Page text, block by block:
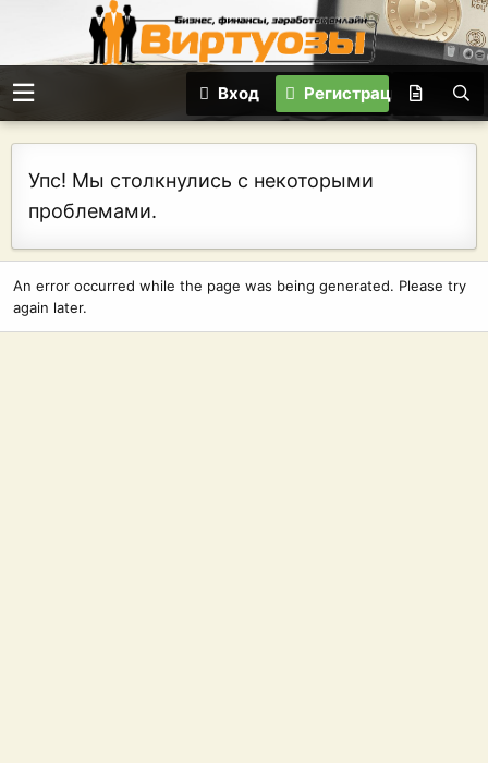
Вход Регистрация
Упс! Мы столкнулись с некоторыми
проблемами.
An error occurred while the page was being generated. Please try
again later.